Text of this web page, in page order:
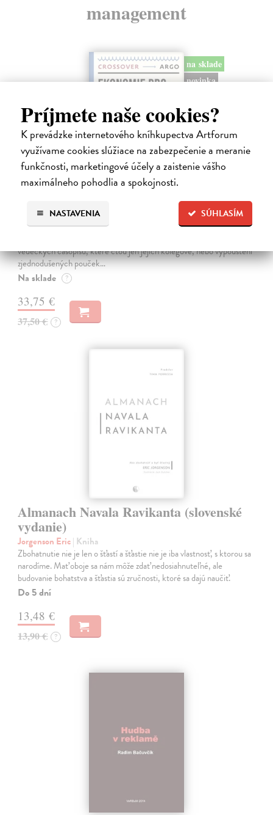
Príjmete naše cookies?
K prevádzke internetového kníhkupectva Artforum
využívame cookies slúžiace na zabezpečenie a meranie
funkčnosti, marketingové účely a zaistenie vášho
maximálneho pohodlia a spokojnosti.
SÚHLASÍM
NASTAVENIA
management
na sklade
novinka
Tirole Jean| Kniha
Ekonomie může pomoci realizovat společné dobro, pokud
vědeckých časopisů, které čtou jen jejich kolegové, nebo vypouštění
zjednodušených pouček…
Na sklade ?
33,75 €
37,50 € ?
Almanach Navala Ravikanta (slovenské
vydanie)
Jorgenson Eric| Kniha
Zbohatnutie nie je len o šťastí a šťastie nie je iba vlastnosť, s ktorou sa
narodíme. Mať oboje sa nám môže zdať nedosiahnuteľné, ale
budovanie bohatstva a šťastia sú zručnosti, ktoré sa dajú naučiť.
Do 5 dní
13,48 €
13,90 € ?